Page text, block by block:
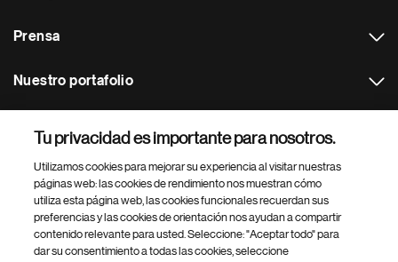
Prensa
Nuestro portafolio
Footer Site Search
Tu privacidad es importante para nosotros.
Utilizamos cookies para mejorar su experiencia al visitar nuestras
páginas web: las cookies de rendimiento nos muestran cómo
utiliza esta página web, las cookies funcionales recuerdan sus
preferencias y las cookies de orientación nos ayudan a compartir
contenido relevante para usted. Seleccione: "Aceptar todo" para
dar su consentimiento a todas las cookies, seleccione